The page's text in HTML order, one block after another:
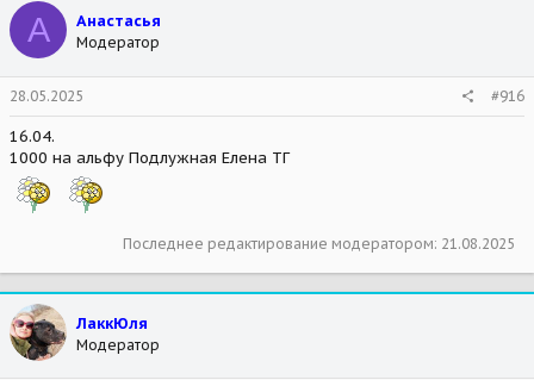
А Анастасья
Модератор
28.05.2025 #916
16.04.
1000 на альфу Подлужная Елена ТГ
Последнее редактирование модератором: 21.08.2025
ЛаккЮля
Модератор